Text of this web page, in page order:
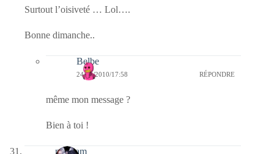
Surtout l’oisiveté … Lol….
Bonne dimanche..
Belbe
24/10/2010/17:58 RÉPONDRE
même mon message ?
Bien à toi !
magsam